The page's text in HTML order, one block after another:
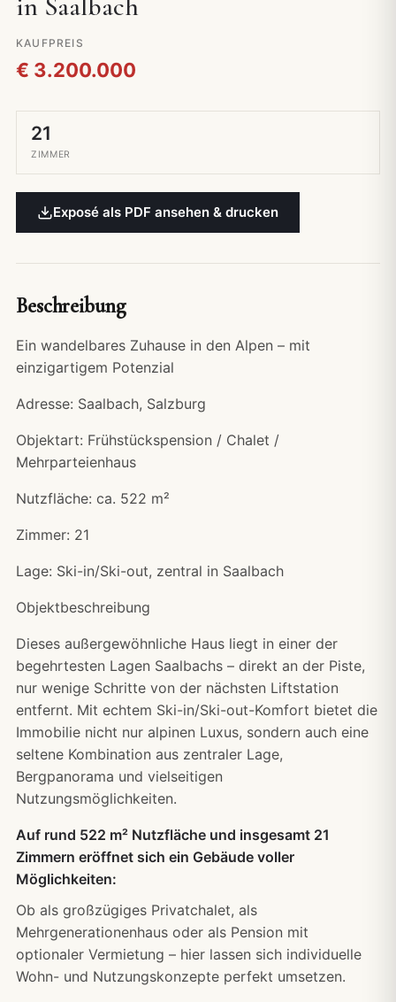
KAUFPREIS
€ 3.200.000
21
ZIMMER
Exposé als PDF ansehen & drucken
Beschreibung
Ein wandelbares Zuhause in den Alpen – mit
einzigartigem Potenzial
Adresse: Saalbach, Salzburg
Objektart: Frühstückspension / Chalet /
Mehrparteienhaus
Nutzfläche: ca. 522 m²
Zimmer: 21
Lage: Ski-in/Ski-out, zentral in Saalbach
Objektbeschreibung
Dieses außergewöhnliche Haus liegt in einer der
begehrtesten Lagen Saalbachs – direkt an der Piste,
nur wenige Schritte von der nächsten Liftstation
entfernt. Mit echtem Ski-in/Ski-out-Komfort bietet die
Immobilie nicht nur alpinen Luxus, sondern auch eine
seltene Kombination aus zentraler Lage,
Bergpanorama und vielseitigen
Nutzungsmöglichkeiten.
Auf rund 522 m² Nutzfläche und insgesamt 21
Zimmern eröffnet sich ein Gebäude voller
Möglichkeiten:
Ob als großzügiges Privatchalet, als
Mehrgenerationenhaus oder als Pension mit
optionaler Vermietung – hier lassen sich individuelle
Wohn- und Nutzungskonzepte perfekt umsetzen.